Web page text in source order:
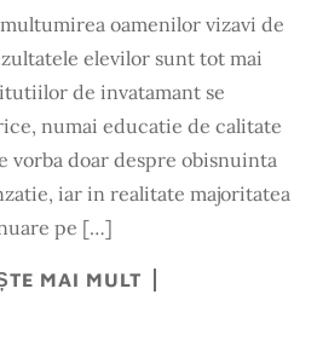
oamenilor vizavi de
elevilor sunt tot mai
de invatamant se
numai educatie de calitate
vorba doar despre obisnuinta
iar in realitate majoritatea
pe […]
MAI MULT